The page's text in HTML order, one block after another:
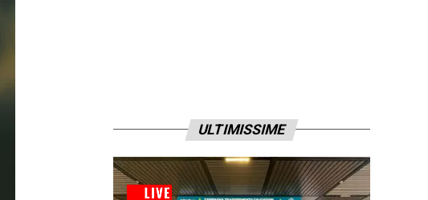
ULTIMISSIME